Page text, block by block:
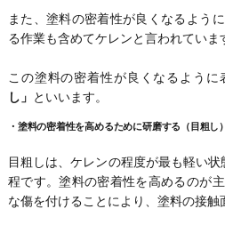
また、塗料の密着性が良くなるよう
る作業も含めてケレンと言われていま
この塗料の密着性が良くなるように
し」 といいます。
・ 塗料の密着性を高めるために研磨する（目粗し）
目粗しは、ケレンの程度が最も軽い
程です。塗料の密着性を高めるのが
な傷を付けることにより、塗料の接触